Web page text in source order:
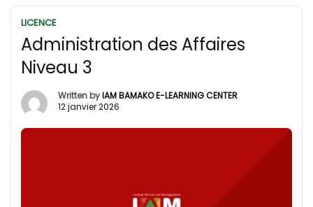
LICENCE
Administration des Affaires
Niveau 3
Written byIAM BAMAKO E-LEARNING CENTER
12 janvier 2026